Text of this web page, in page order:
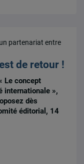
partenariat entre
de retour !
Le concept
internationale »,
dès
éditorial, 14